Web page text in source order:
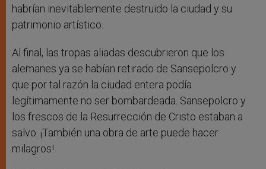
habrían inevitablemente destruido la ciudad y su
patrimonio artístico.
Al final, las tropas aliadas descubrieron que los
alemanes ya se habían retirado de Sansepolcro y
que por tal razón la ciudad entera podía
legítimamente no ser bombardeada. Sansepolcro y
los frescos de la Resurrección de Cristo estaban a
salvo. ¡También una obra de arte puede hacer
milagros!